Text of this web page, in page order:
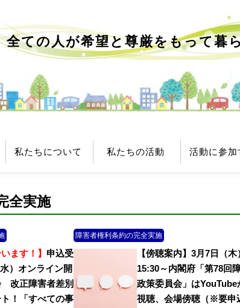
全ての人が希望と尊厳をもって暮
私たちについて 私たちの活動 活動に参加
全実施
ます！】 申込受
）オンライン開
改正障害者差別
！「すべての事
障害者権利条約の完全実施
【傍聴案内】3月7日（木
15:30～内閣府「第78回
政策委員会」はYouTube
視聴、会場傍聴（※要申